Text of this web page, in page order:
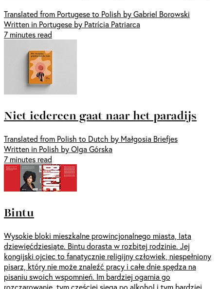
Translated from Portugese to Polish by Gabriel Borowski
Written in Portugese by Patrícia Patriarca
7 minutes read
Niet iedereen gaat naar het paradijs
Translated from Polish to Dutch by Małgosia Briefjes
Written in Polish by Olga Górska
7 minutes read
Bintu
Wysokie bloki mieszkalne prowincjonalnego miasta, lata
dziewięćdziesiąte. Bintu dorasta w rozbitej rodzinie. Jej
kongijski ojciec to fanatycznie religijny człowiek, niespełniony
pisarz, który nie może znaleźć pracy i całe dnie spędza na
pisaniu swoich wspomnień. Im bardziej ogarnia go
rozczarowanie, tym częściej sięga po alkohol i tym bardziej